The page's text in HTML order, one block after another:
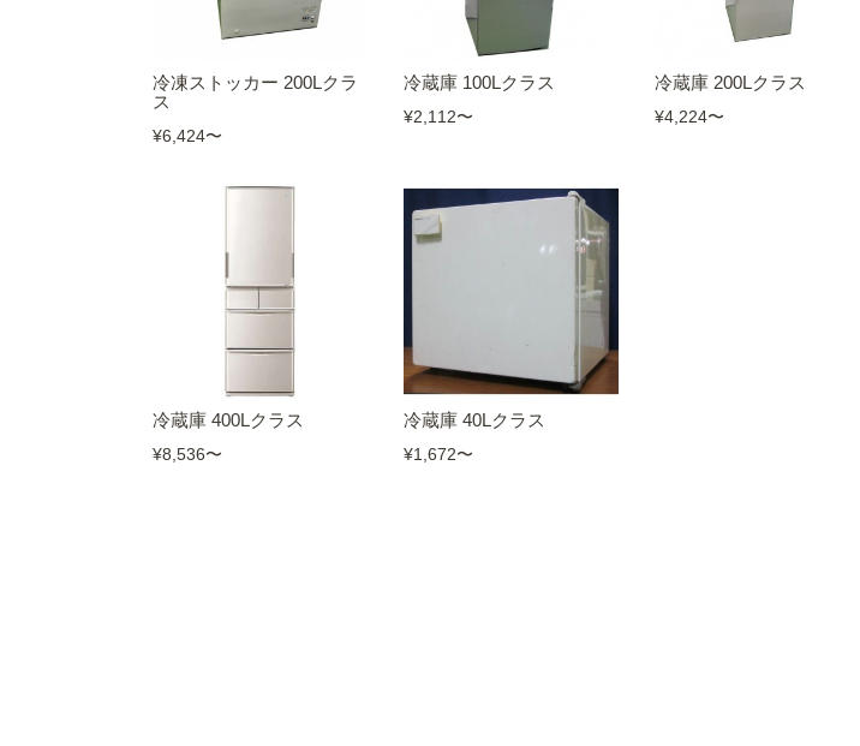
冷凍ストッカー 200Lクラ
ス
¥6,424〜
冷蔵庫 100Lクラス
¥2,112〜
冷蔵庫 200Lクラス
¥4,224〜
冷蔵庫 400Lクラス
¥8,536〜
冷蔵庫 40Lクラス
¥1,672〜